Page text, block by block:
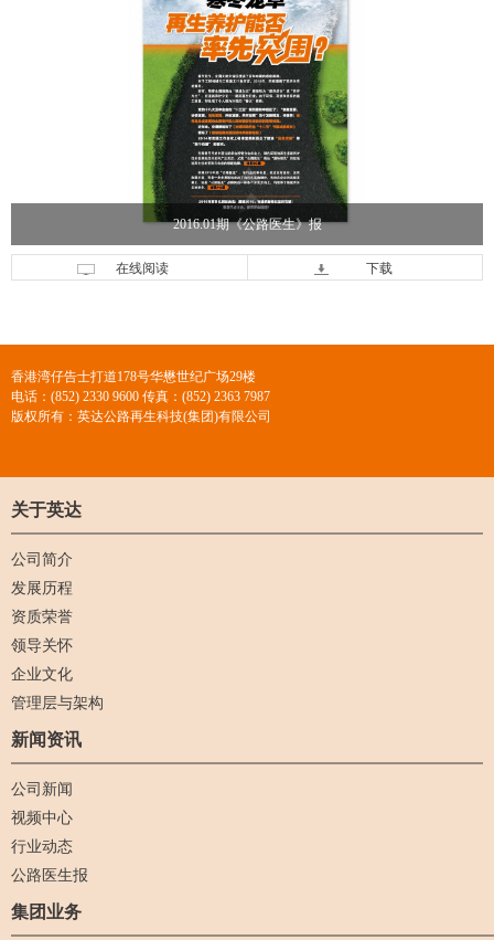
2016.01期《公路医生》报
在线阅读 下载
香港湾仔告士打道178号华懋世纪广场29楼
电话：(852) 2330 9600 传真：(852) 2363 7987
版权所有：英达公路再生科技(集团)有限公司
关于英达
公司简介
发展历程
资质荣誉
领导关怀
企业文化
管理层与架构
新闻资讯
公司新闻
视频中心
行业动态
公路医生报
集团业务